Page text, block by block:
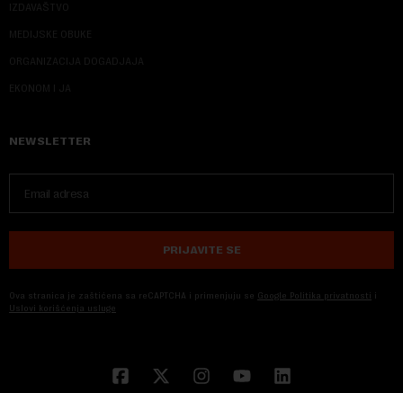
IZDAVAŠTVO
MEDIJSKE OBUKE
ORGANIZACIJA DOGADJAJA
EKONOM I JA
NEWSLETTER
PRIJAVITE SE
Ova stranica je zaštićena sa reCAPTCHA i primenjuju se Google Politika privatnosti i
Uslovi korišćenja usluge